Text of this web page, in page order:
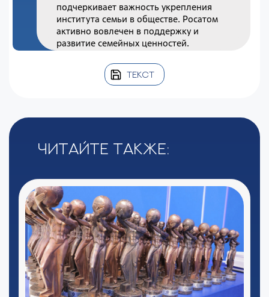
подчеркивает важность укрепления
института семьи в обществе. Росатом
активно вовлечен в поддержку и
развитие семейных ценностей.
ТЕКСТ
Читайте также: